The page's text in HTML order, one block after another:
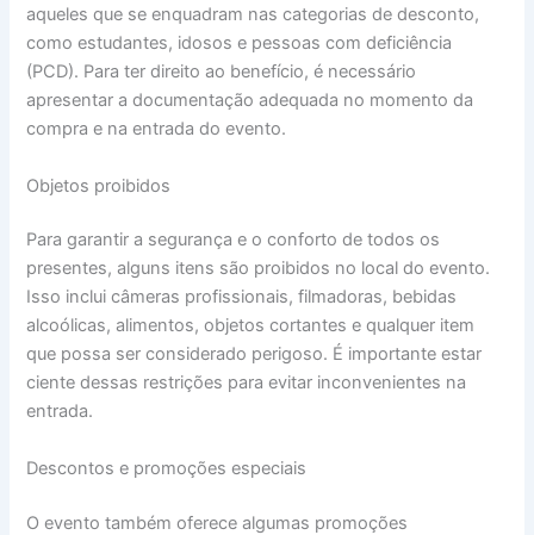
aqueles que se enquadram nas categorias de desconto,
como estudantes, idosos e pessoas com deficiência
(PCD). Para ter direito ao benefício, é necessário
apresentar a documentação adequada no momento da
compra e na entrada do evento.
Objetos proibidos
Para garantir a segurança e o conforto de todos os
presentes, alguns itens são proibidos no local do evento.
Isso inclui câmeras profissionais, filmadoras, bebidas
alcoólicas, alimentos, objetos cortantes e qualquer item
que possa ser considerado perigoso. É importante estar
ciente dessas restrições para evitar inconvenientes na
entrada.
Descontos e promoções especiais
O evento também oferece algumas promoções